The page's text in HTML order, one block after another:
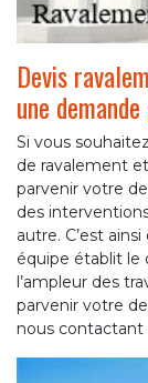
Devis
une
Si vous
de ravalement
parvenir votre
des
autre. C’est
équipe établit le
l’ampleur des
parvenir votre
nous